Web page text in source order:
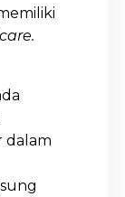
dalam